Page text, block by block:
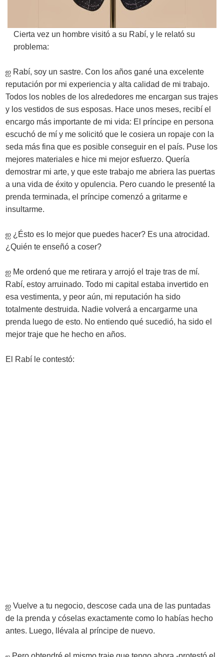
Cierta vez un hombre visitó a su Rabí, y le relató su
problema:
ஐ Rabí, soy un sastre. Con los años gané una excelente
reputación por mi experiencia y alta calidad de mi trabajo.
Todos los nobles de los alrededores me encargan sus trajes
y los vestidos de sus esposas. Hace unos meses, recibí el
encargo más importante de mi vida: El príncipe en persona
escuchó de mí y me solicitó que le cosiera un ropaje con la
seda más fina que es posible conseguir en el país. Puse los
mejores materiales e hice mi mejor esfuerzo. Quería
demostrar mi arte, y que este trabajo me abriera las puertas
a una vida de éxito y opulencia. Pero cuando le presenté la
prenda terminada, el príncipe comenzó a gritarme e
insultarme.
ஐ ¿Ésto es lo mejor que puedes hacer? Es una atrocidad.
¿Quién te enseñó a coser?
ஐ Me ordenó que me retirara y arrojó el traje tras de mí.
Rabí, estoy arruinado. Todo mi capital estaba invertido en
esa vestimenta, y peor aún, mi reputación ha sido
totalmente destruida. Nadie volverá a encargarme una
prenda luego de esto. No entiendo qué sucedió, ha sido el
mejor traje que he hecho en años.
El Rabí le contestó:
ஐ Vuelve a tu negocio, descose cada una de las puntadas
de la prenda y cóselas exactamente como lo habías hecho
antes. Luego, llévala al príncipe de nuevo.